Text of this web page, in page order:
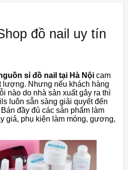
đồ nail uy tín
sỉ đồ nail tại Hà Nội cam
lượng. Nhưng nếu khách hàng
nào do nhà sản xuất gây ra thì
luôn sẵn sàng giải quyết đến
đầy đủ các sản phẩm làm
giả, phụ kiện làm móng, gương,